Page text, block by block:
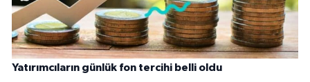
Yatırımcıların günlük fon tercihi belli oldu